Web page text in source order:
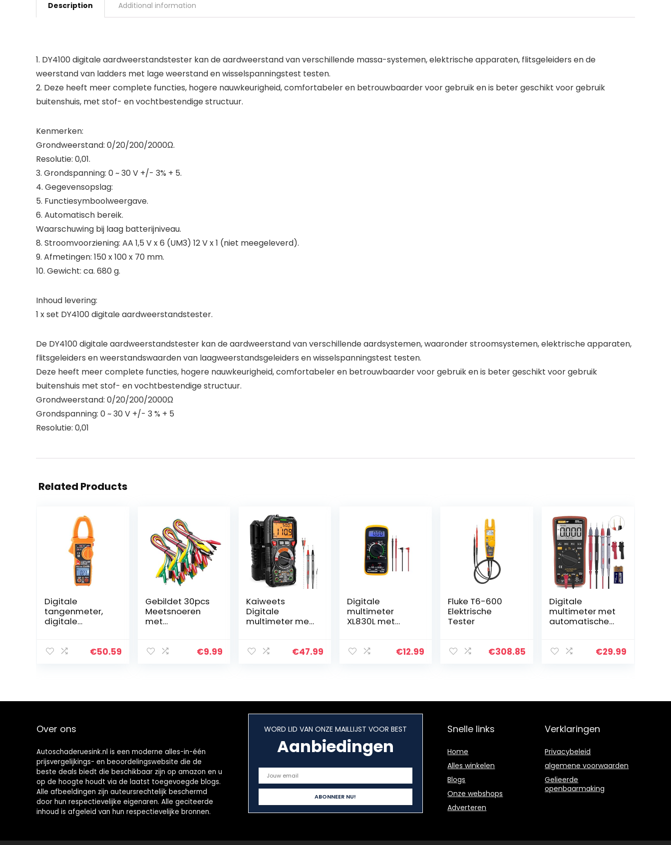
Description Additional information
1. DY4100 digitale aardweerstandstester kan de aardweerstand van verschillende massa-systemen, elektrische apparaten, flitsgeleiders en de
weerstand van ladders met lage weerstand en wisselspanningstest testen.
2. Deze heeft meer complete functies, hogere nauwkeurigheid, comfortabeler en betrouwbaarder voor gebruik en is beter geschikt voor gebruik
buitenshuis, met stof- en vochtbestendige structuur.
Kenmerken:
Grondweerstand: 0/20/200/2000Ω.
Resolutie: 0,01.
3. Grondspanning: 0 ~ 30 V +/- 3% + 5.
4. Gegevensopslag:
5. Functiesymboolweergave.
6. Automatisch bereik.
Waarschuwing bij laag batterijniveau.
8. Stroomvoorziening: AA 1,5 V x 6 (UM3) 12 V x 1 (niet meegeleverd).
9. Afmetingen: 150 x 100 x 70 mm.
10. Gewicht: ca. 680 g.
Inhoud levering:
1 x set DY4100 digitale aardweerstandstester.
De DY4100 digitale aardweerstandstester kan de aardweerstand van verschillende aardsystemen, waaronder stroomsystemen, elektrische apparaten,
flitsgeleiders en weerstandswaarden van laagweerstandsgeleiders en wisselspanningstest testen.
Deze heeft meer complete functies, hogere nauwkeurigheid, comfortabeler en betrouwbaarder voor gebruik en is beter geschikt voor gebruik
buitenshuis met stof- en vochtbestendige structuur.
Grondweerstand: 0/20/200/2000Ω
Grondspanning: 0 ~ 30 V +/- 3 % + 5
Resolutie: 0,01
Related Products
Digitale
tangenmeter,
digitale
draagbare€50.59
Gebildet 30pcs
Meetsnoeren
met
Geïsoleerde €9.99
Kaiweets
Digitale
multimeter met
CAT III 1000 V,
€47.99
Digitale
multimeter
XL830L met
ichting,
weerstand…
€12.99
Fluke T6-600
Elektrische
Tester
€308.85
Digitale
multimeter met
automatische
multitester €29.99
Over ons
Autoschaderuesink.nl is een moderne alles-in-één
prijsvergelijkings- en beoordelingswebsite die de
beste deals biedt die beschikbaar zijn op amazon en u
op de hoogte houdt via de laatst toegevoegde blogs.
Alle afbeeldingen zijn auteursrechtelijk beschermd
door hun respectievelijke eigenaren. Alle geciteerde
inhoud is afgeleid van hun respectievelijke bronnen.
WORD LID VAN ONZE MAILLIJST VOOR BEST
Aanbiedingen
Snelle links
Home
Alles winkelen
Blogs
Onze webshops
Adverteren
Verklaringen
Privacybeleid
algemene voorwaarden
Gelieerde
openbaarmaking